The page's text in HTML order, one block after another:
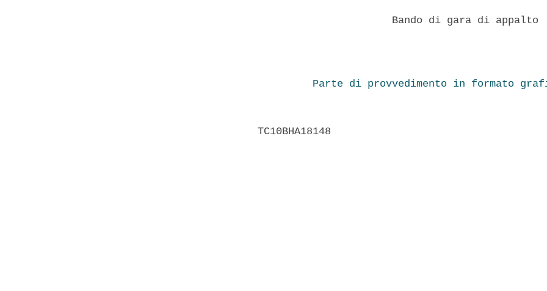
                      Bando di gara di appalto
Parte di provvedimento in formato